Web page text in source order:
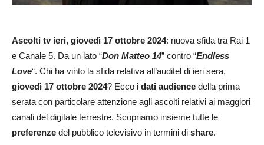
Ascolti tv ieri, giovedì 17 ottobre 2024: nuova sfida tra Rai 1
e Canale 5. Da un lato “Don Matteo 14” contro “Endless
Love“. Chi ha vinto la sfida relativa all’auditel di ieri sera,
giovedì 17 ottobre 2024? Ecco i dati audience della prima
serata con particolare attenzione agli ascolti relativi ai maggiori
canali del digitale terrestre. Scopriamo insieme tutte le
preferenze del pubblico televisivo in termini di share.